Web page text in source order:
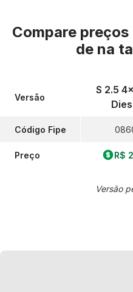
Compare
de na
Versão
Código Fipe
Preço
S 2.5
R$
Versão